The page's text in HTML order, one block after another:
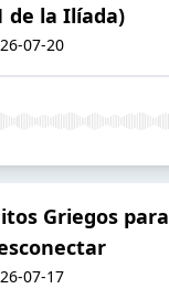
de la Ilíada)
07-20
Griegos para
07-17